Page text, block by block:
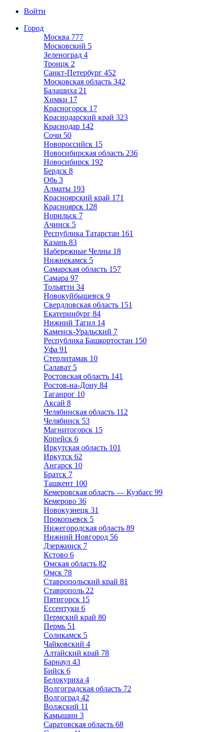
Войти
Город
Москва 777
Московский 5
Зеленоград 4
Троицк 2
Санкт-Петербург 452
Московская область 342
Балашиха 21
Химки 17
Красногорск 17
Краснодарский край 323
Краснодар 142
Сочи 50
Новороссийск 15
Новосибирская область 236
Новосибирск 192
Бердск 8
Обь 3
Алматы 193
Красноярский край 171
Красноярск 128
Норильск 7
Ачинск 5
Республика Татарстан 161
Казань 83
Набережные Челны 18
Нижнекамск 5
Самарская область 157
Самара 97
Тольятти 34
Новокуйбышевск 9
Свердловская область 151
Екатеринбург 84
Нижний Тагил 14
Каменск-Уральский 7
Республика Башкортостан 150
Уфа 91
Стерлитамак 10
Салават 5
Ростовская область 141
Ростов-на-Дону 84
Таганрог 10
Аксай 8
Челябинская область 112
Челябинск 53
Магнитогорск 15
Копейск 6
Иркутская область 101
Иркутск 62
Ангарск 10
Братск 7
Ташкент 100
Кемеровская область — Кузбасс 99
Кемерово 36
Новокузнецк 31
Прокопьевск 5
Нижегородская область 89
Нижний Новгород 56
Дзержинск 7
Кстово 6
Омская область 82
Омск 78
Ставропольский край 81
Ставрополь 22
Пятигорск 15
Ессентуки 6
Пермский край 80
Пермь 51
Соликамск 5
Чайковский 4
Алтайский край 78
Барнаул 43
Бийск 6
Белокуриха 4
Волгоградская область 72
Волгоград 42
Волжский 11
Камышин 3
Саратовская область 68